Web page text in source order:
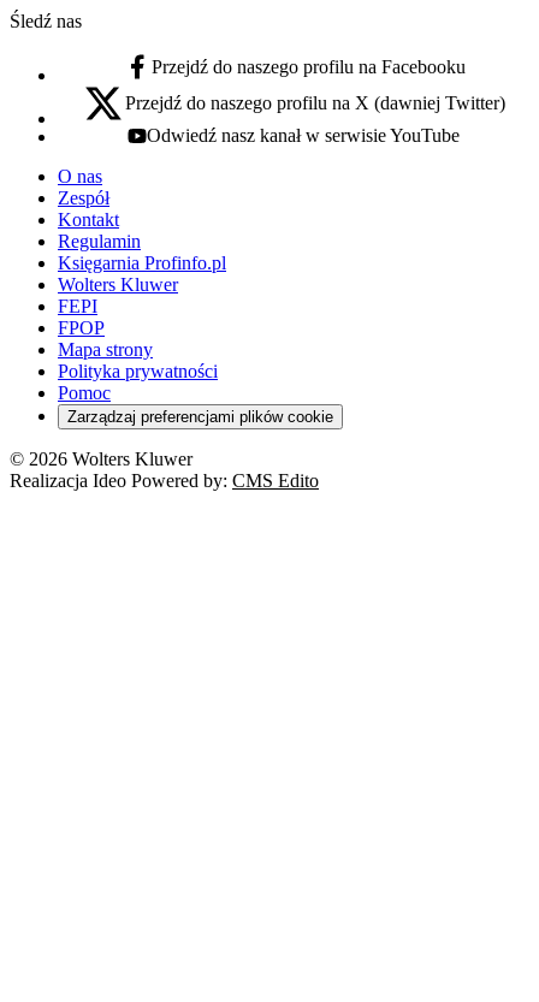
Śledź nas
facebook - otwiera się w nowej karcie
Przejdź do naszego profilu na Facebooku
x - otwiera się w nowej karcie
Przejdź do naszego profilu na X (dawniej Twitter)
youtube - otwiera się w nowej karcie
Odwiedź nasz kanał w serwisie YouTube
O nas
Zespół
Kontakt
Regulamin
Księgarnia Profinfo.pl
Wolters Kluwer
FEPI
FPOP
Mapa strony
Polityka prywatności
Pomoc
Zarządzaj preferencjami plików cookie
© 2026 Wolters Kluwer
Realizacja Ideo Powered by: CMS Edito